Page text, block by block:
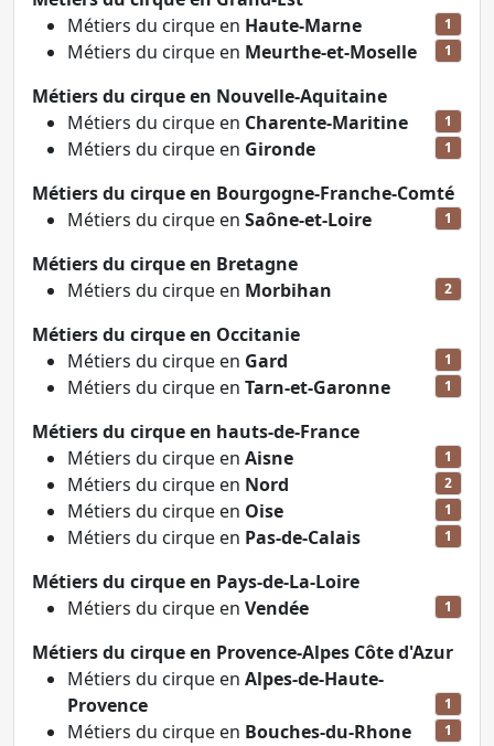
Métiers du cirque en Haute-Marne 1
Métiers du cirque en Meurthe-et-Moselle 1
Métiers du cirque en Nouvelle-Aquitaine
Métiers du cirque en Charente-Maritine 1
Métiers du cirque en Gironde 1
Métiers du cirque en Bourgogne-Franche-Comté
Métiers du cirque en Saône-et-Loire 1
Métiers du cirque en Bretagne
Métiers du cirque en Morbihan 2
Métiers du cirque en Occitanie
Métiers du cirque en Gard 1
Métiers du cirque en Tarn-et-Garonne 1
Métiers du cirque en hauts-de-France
Métiers du cirque en Aisne 1
Métiers du cirque en Nord 2
Métiers du cirque en Oise 1
Métiers du cirque en Pas-de-Calais 1
Métiers du cirque en Pays-de-La-Loire
Métiers du cirque en Vendée 1
Métiers du cirque en Provence-Alpes Côte d'Azur
Métiers du cirque en Alpes-de-Haute-
Provence
1
Métiers du cirque en Bouches-du-Rhone 1